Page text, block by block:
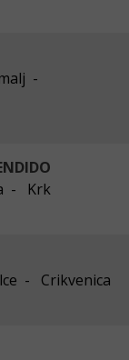
-
- Krk
- Crikvenica